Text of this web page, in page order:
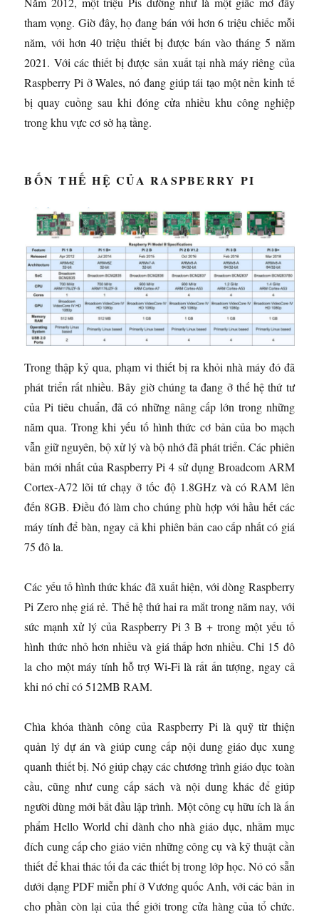
tham vọng. Giờ đây, họ đang bán với hơn 6 triệu chiếc mỗi
năm, với hơn 40 triệu thiết bị được bán vào tháng 5 năm
2021. Với các thiết bị được sản xuất tại nhà máy riêng của
Raspberry Pi ở Wales, nó đang giúp tái tạo một nền kinh tế
bị quay cuồng sau khi đóng cửa nhiều khu công nghiệp
trong khu vực cơ sở hạ tầng.
BỐN THẾ HỆ CỦA RASPBERRY PI
Trong thập kỷ qua, phạm vi thiết bị ra khỏi nhà máy đó đã
phát triển rất nhiều. Bây giờ chúng ta đang ở thế hệ thứ tư
của Pi tiêu chuẩn, đã có những nâng cấp lớn trong những
năm qua. Trong khi yếu tố hình thức cơ bản của bo mạch
vẫn giữ nguyên, bộ xử lý và bộ nhớ đã phát triển. Các phiên
bản mới nhất của Raspberry Pi 4 sử dụng Broadcom ARM
Cortex-A72 lõi tứ chạy ở tốc độ 1.8GHz và có RAM lên
đến 8GB. Điều đó làm cho chúng phù hợp với hầu hết các
máy tính để bàn, ngay cả khi phiên bản cao cấp nhất có giá
75 đô la.
Các yếu tố hình thức khác đã xuất hiện, với dòng Raspberry
Pi Zero nhẹ giá rẻ. Thế hệ thứ hai ra mắt trong năm nay, với
sức mạnh xử lý của Raspberry Pi 3 B + trong một yếu tố
hình thức nhỏ hơn nhiều và giá thấp hơn nhiều. Chi 15 đô
la cho một máy tính hỗ trợ Wi-Fi là rất ấn tượng, ngay cả
khi nó chỉ có 512MB RAM.
Chìa khóa thành công của Raspberry Pi là quỹ từ thiện
quản lý dự án và giúp cung cấp nội dung giáo dục xung
quanh thiết bị. Nó giúp chạy các chương trình giáo dục toàn
cầu, cũng như cung cấp sách và nội dung khác để giúp
người dùng mới bắt đầu lập trình. Một công cụ hữu ích là ấn
phẩm Hello World chỉ dành cho nhà giáo dục, nhằm mục
đích cung cấp cho giáo viên những công cụ và kỹ thuật cần
thiết để khai thác tối đa các thiết bị trong lớp học. Nó có sẵn
dưới dạng PDF miễn phí ở Vương quốc Anh, với các bản in
cho phần còn lại của thế giới trong cửa hàng của tổ chức.